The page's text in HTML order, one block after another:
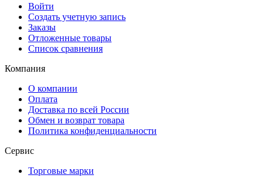
Войти
Создать учетную запись
Заказы
Отложенные товары
Список сравнения
Компания
О компании
Оплата
Доставка по всей России
Обмен и возврат товара
Политика конфиденциальности
Сервис
Торговые марки